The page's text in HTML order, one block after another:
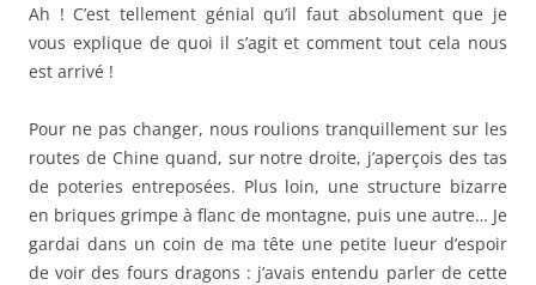
Ah ! C’est tellement génial qu’il faut absolument que je
vous explique de quoi il s’agit et comment tout cela nous
est arrivé !
Pour ne pas changer, nous roulions tranquillement sur les
routes de Chine quand, sur notre droite, j’aperçois des tas
de poteries entreposées. Plus loin, une structure bizarre
en briques grimpe à flanc de montagne, puis une autre… Je
gardai dans un coin de ma tête une petite lueur d’espoir
de voir des fours dragons : j’avais entendu parler de cette